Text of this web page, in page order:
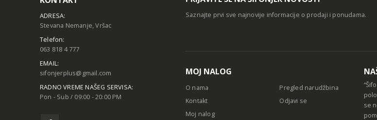
ADRESA:
Stevana Nemanje, Vršac
Telefon:
063 818 4 777
EMAIL:
sifonjerplus@gmail.com
RADNO VREME NAŠEG SERVISA:
Pon - Sub / 09:00 - 20:00 PM
Saznajte prvi sve najnovije informacije o prodaji i ponudama.
MOJ NALOG
O nama
Kontakt
Moj nalog
Pregled narudžbina
Odjavi se
se